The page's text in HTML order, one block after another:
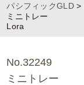
パシフィックGLD>
ミニトレー
Lora
No.32249
ミニトレー